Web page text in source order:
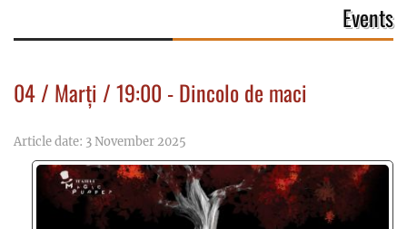
Events
04 / Marți / 19:00 - Dincolo de maci
Article date: 3 November 2025